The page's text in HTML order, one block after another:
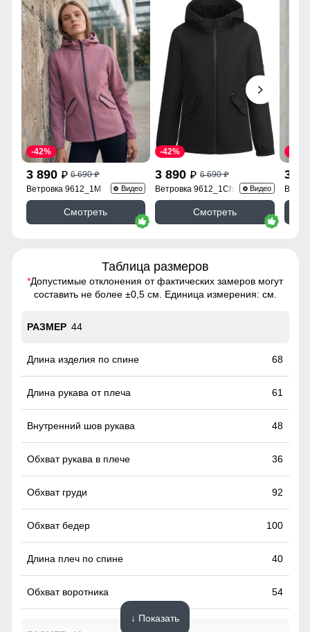
3 890 p 6 690p
-42%
Ветровка 9612_1M Видео
Смотреть
3 890 p 6 690p
-42%
Ветровка 9612_1Ch Видео
Смотреть
3
Таблица размеров
*Допустимые отклонения от фактических замеров могут
составить не более ±0,5 см. Единица измерения: см.
44
68
61
48
36
92
100
40
54
↓ Показать